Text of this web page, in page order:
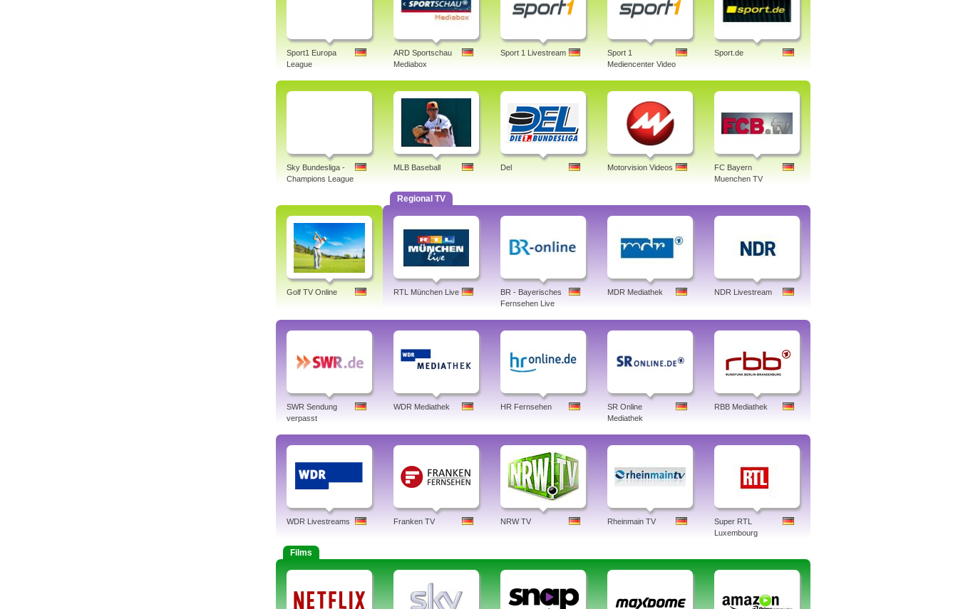
Sport1 Europa
League
ARD Sportschau
Mediabox
Sport 1 Livestream
Sport 1
Mediencenter Video
Sport.de
Sky Bundesliga -
Champions League
MLB Baseball Del Motorvision Videos
FC Bayern
Muenchen TV
Golf TV Online
Regional TV
RTL München Live
BR - Bayerisches
Fernsehen Live
MDR Mediathek NDR Livestream
SWR Sendung
verpasst
WDR Mediathek HR Fernsehen
SR Online
Mediathek
RBB Mediathek
WDR Livestreams Franken TV NRW TV Rheinmain TV
Super RTL
Luxembourg
Films